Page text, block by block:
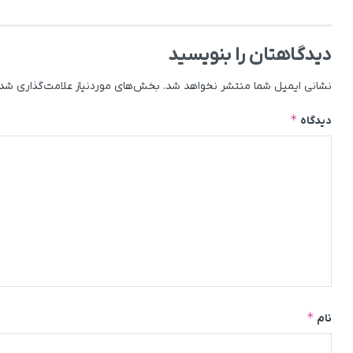
دیدگاهتان را بنویسید
نشانی ایمیل شما منتشر نخواهد شد. بخش‌های موردنیاز علامت‌گذاری
دیدگاه *
نام *